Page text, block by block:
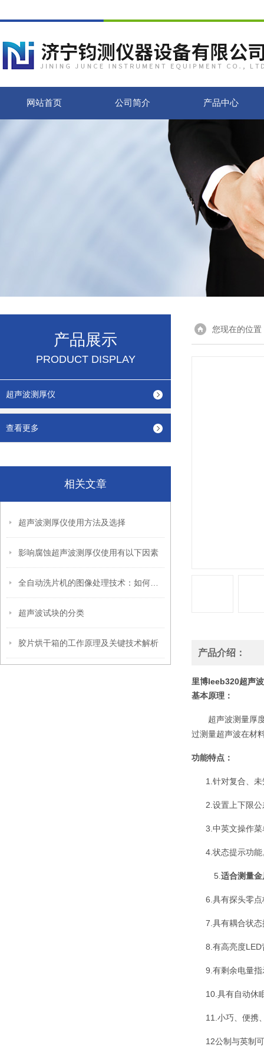
网站首页 公司简介 产品中心
产品展示
PRODUCT DISPLAY
超声波测厚仪
查看更多
相关文章
超声波测厚仪使用方法及选择
影响腐蚀超声波测厚仪使用有以下因素
超声波试块的分类
胶片烘干箱的工作原理及关键技术解析
您现在的位置
产品介绍：
里博leeb320超声
基本原理：
超声波测量厚
过测量超声波在材
功能特点：
1.针对复合、
2.设置上下限
3.中英文操作菜
4.状态提示功能
5. 适合测量金
6.具有探头零
7.具有耦合状
8.有高亮度LED
9.有剩余电量
10.具有自动休
11.小巧、便携
12公制与英制